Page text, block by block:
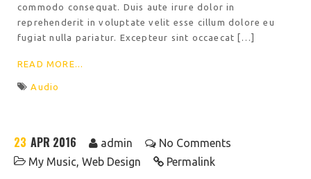
commodo consequat. Duis aute irure dolor in
reprehenderit in voluptate velit esse cillum dolore eu
fugiat nulla pariatur. Excepteur sint occaecat […]
READ MORE...
Audio
23 APR 2016 admin
No Comments
My Music, Web Design Permalink